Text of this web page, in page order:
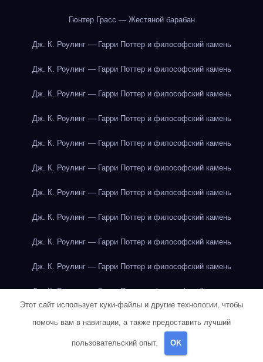
Гюнтер Грасс — Жестяной барабан
Дж. К. Роулинг — Гарри Поттер и философский камень
Дж. К. Роулинг — Гарри Поттер и философский камень
Дж. К. Роулинг — Гарри Поттер и философский камень
Дж. К. Роулинг — Гарри Поттер и философский камень
Дж. К. Роулинг — Гарри Поттер и философский камень
Дж. К. Роулинг — Гарри Поттер и философский камень
Дж. К. Роулинг — Гарри Поттер и философский камень
Дж. К. Роулинг — Гарри Поттер и философский камень
Дж. К. Роулинг — Гарри Поттер и философский камень
Дж. К. Роулинг — Гарри Поттер и философский камень
Дж. К. Роулинг — Гарри Поттер и философский камень
Дж. К. Роулинг — Гарри Поттер и философский камень
Этот сайт использует куки-файлы и другие технологии, чтобы
помочь вам в навигации, а также предоставить лучший
пользовательский опыт. OK